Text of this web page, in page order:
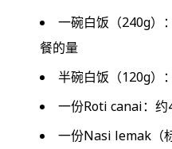
一碗白饭（240g）
餐的量
半碗白饭（120g）
一份Roti canai：
一份Nasi lemak（